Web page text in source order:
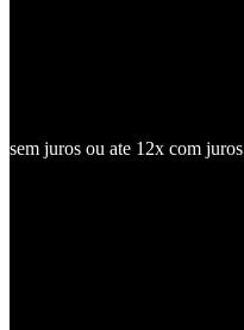
sem juros ou ate 12x com juros